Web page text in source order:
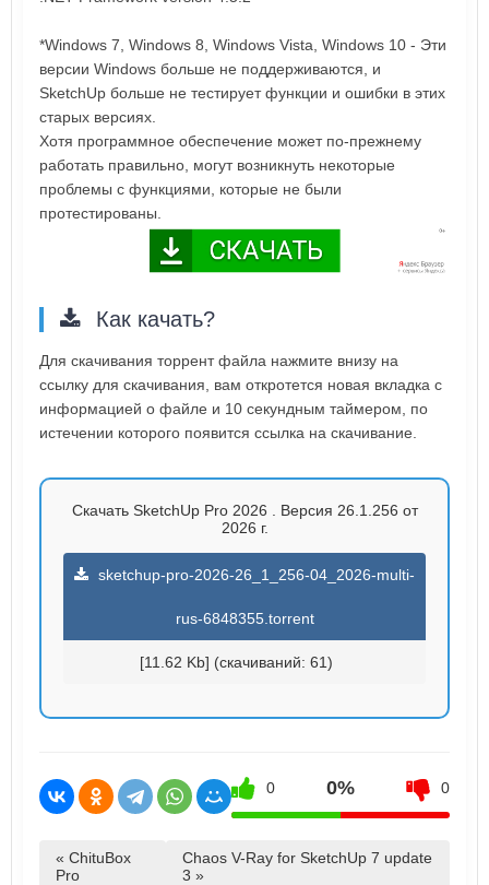
*Windows 7, Windows 8, Windows Vista, Windows 10 - Эти
версии Windows больше не поддерживаются, и
SketchUp больше не тестирует функции и ошибки в этих
старых версиях.
Хотя программное обеспечение может по-прежнему
работать правильно, могут возникнуть некоторые
проблемы с функциями, которые не были
протестированы.
Как качать?
Для скачивания торрент файла нажмите внизу на
ссылку для скачивания, вам откротется новая вкладка с
информацией о файле и 10 секундным таймером, по
истечении которого появится ссылка на скачивание.
Скачать SketchUp Pro 2026 . Версия 26.1.256 от
2026 г.
sketchup-pro-2026-26_1_256-04_2026-multi-
rus-6848355.torrent
[11.62 Kb] (cкачиваний: 61)
0 0% 0
« ChituBox
Pro
Chaos V-Ray for SketchUp 7 update
3 »